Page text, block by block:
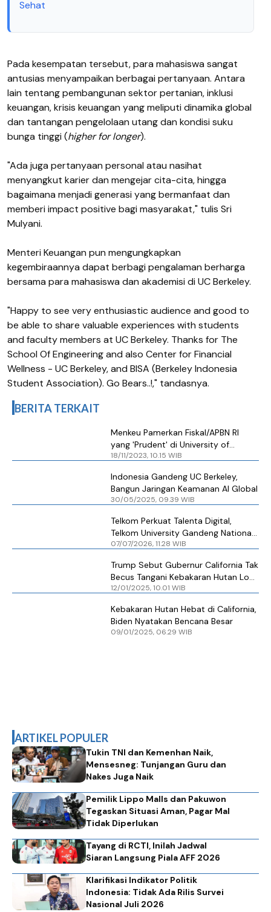
Sehat
Pada kesempatan tersebut, para mahasiswa sangat
antusias menyampaikan berbagai pertanyaan. Antara
lain tentang pembangunan sektor pertanian, inklusi
keuangan, krisis keuangan yang meliputi dinamika global
dan tantangan pengelolaan utang dan kondisi suku
bunga tinggi (higher for longer).
"Ada juga pertanyaan personal atau nasihat
menyangkut karier dan mengejar cita-cita, hingga
bagaimana menjadi generasi yang bermanfaat dan
memberi impact positive bagi masyarakat," tulis Sri
Mulyani.
Menteri Keuangan pun mengungkapkan
kegembiraannya dapat berbagi pengalaman berharga
bersama para mahasiswa dan akademisi di UC Berkeley.
"Happy to see very enthusiastic audience and good to
be able to share valuable experiences with students
and faculty members at UC Berkeley. Thanks for The
School Of Engineering and also Center for Financial
Wellness - UC Berkeley, and BISA (Berkeley Indonesia
Student Association). Go Bears..!," tandasnya.
BERITA TERKAIT
Menkeu Pamerkan Fiskal/APBN RI
yang 'Prudent' di University of
California Berkeley
18/11/2023, 10.15 WIB
Indonesia Gandeng UC Berkeley,
Bangun Jaringan Keamanan AI Global
30/05/2025, 09.39 WIB
Telkom Perkuat Talenta Digital,
Telkom University Gandeng National
University of Singapore
07/07/2026, 11.28 WIB
Trump Sebut Gubernur California Tak
Becus Tangani Kebakaran Hutan Los
Angeles, Ini Tanggapan Newsom
12/01/2025, 10.01 WIB
Kebakaran Hutan Hebat di California,
Biden Nyatakan Bencana Besar
09/01/2025, 06.29 WIB
ARTIKEL POPULER
Tukin TNI dan Kemenhan Naik,
Mensesneg: Tunjangan Guru dan
Nakes Juga Naik
Pemilik Lippo Malls dan Pakuwon
Tegaskan Situasi Aman, Pagar Mal
Tidak Diperlukan
Tayang di RCTI, Inilah Jadwal
Siaran Langsung Piala AFF 2026
Klarifikasi Indikator Politik
Indonesia: Tidak Ada Rilis Survei
Nasional Juli 2026